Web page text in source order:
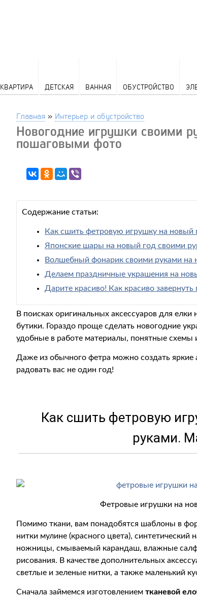
КВАРТИРА ДЕТСКАЯ ВАННАЯ ОБУСТРОЙСТВО
Главная » Интерьер и обустройство
Новогодние игрушки своими
пошаговыми фото
Содержание статьи:
Как сшить фетровую игрушку на
Японские шары на новый год своими
Волшебный фонарик своими руками на
Делаем праздничные украшения на
Дарите красиво! Как красиво
В поисках оригинальных аксессуаров для
бутики. Гораздо проще сделать новогодние
удобные в работе материалы, понятные
Даже из обычного фетра можно создать яркие
радовать вас не один год!
Как сшить фетровую
руками.
Фетровые игрушки на
Помимо ткани, вам понадобятся шаблоны в
нитки мулине (красного цвета), синтетический
ножницы, смываемый карандаш, влажные
рисования. В качестве дополнительных
светлые и зеленые нитки, а также маленький
Сначала займемся изготовлениемтканевой